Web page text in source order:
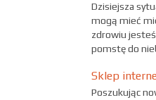
Dzisiejsza
mogą mieć
zdrowiu
pomstę do
Sklep
Poszukując